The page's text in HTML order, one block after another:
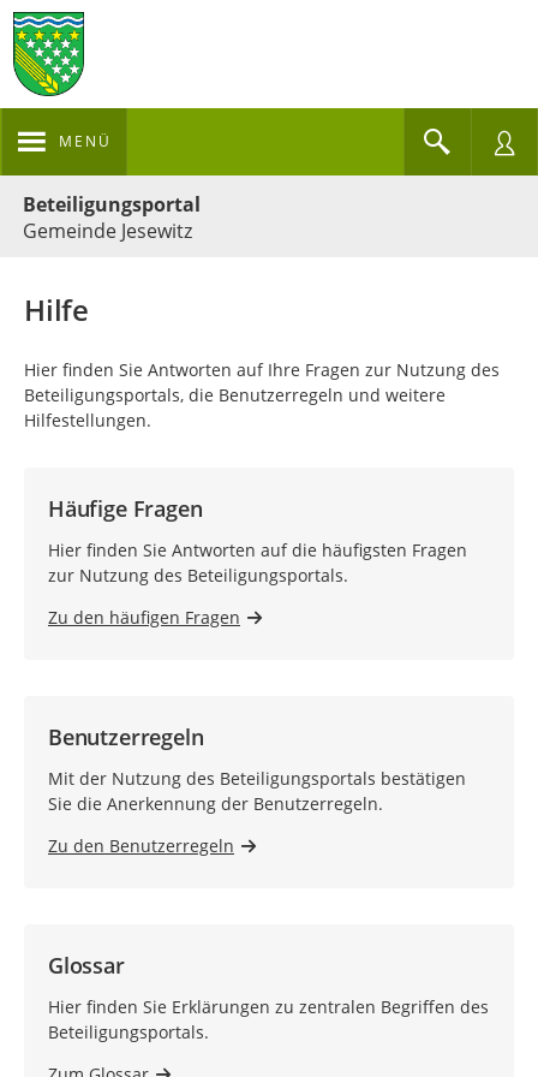
MENÜ
Beteiligungsportal
Gemeinde Jesewitz
Hilfe
Hier finden Sie Antworten auf Ihre Fragen zur Nutzung des
Beteiligungsportals, die Benutzerregeln und weitere
Hilfestellungen.
Häufige Fragen
Hier finden Sie Antworten auf die häufigsten Fragen
zur Nutzung des Beteiligungsportals.
Zu den häufigen Fragen
Benutzerregeln
Mit der Nutzung des Beteiligungsportals bestätigen
Sie die Anerkennung der Benutzerregeln.
Zu den Benutzerregeln
Glossar
Hier finden Sie Erklärungen zu zentralen Begriffen des
Beteiligungsportals.